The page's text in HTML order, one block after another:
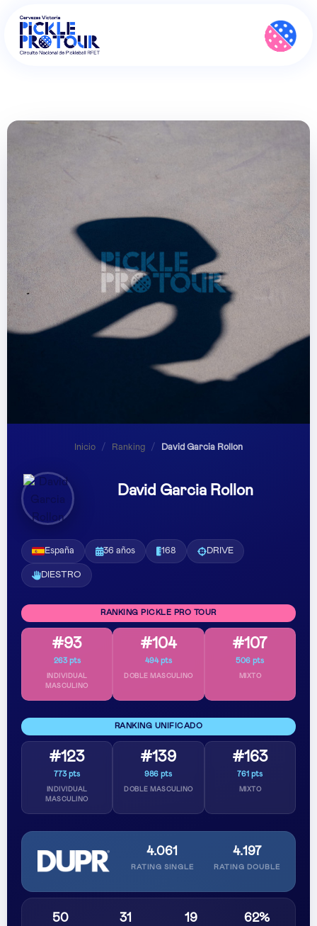
Inicio / Ranking / David Garcia Rollon
David Garcia Rollon
España 36 años 168 DRIVE
DIESTRO
RANKING PICKLE PRO TOUR
#93
263 pts
INDIVIDUAL
MASCULINO
#104
494 pts
DOBLE MASCULINO
#107
506 pts
MIXTO
RANKING UNIFICADO
#123
773 pts
INDIVIDUAL
MASCULINO
#139
986 pts
DOBLE MASCULINO
#163
761 pts
MIXTO
4.061
RATING SINGLE
4.197
RATING DOUBLE
50 31 19 62%